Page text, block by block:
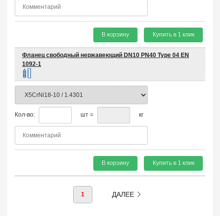
В корзину Купить в 1 клик
Фланец свободный нержавеющий DN10 PN40 Type 04 EN
1092-1
Кол-во: шт = кг
В корзину Купить в 1 клик
1 ДАЛЕЕ